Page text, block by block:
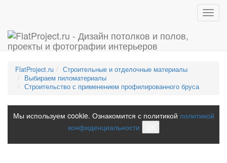
FlatProject.ru
Строительные и отделочные материалы
Выбираем пиломатериалы
Строительство с применением профилированного бруса
Мы используем cookie. Ознакомится с политикой политикой
конфиденциальности